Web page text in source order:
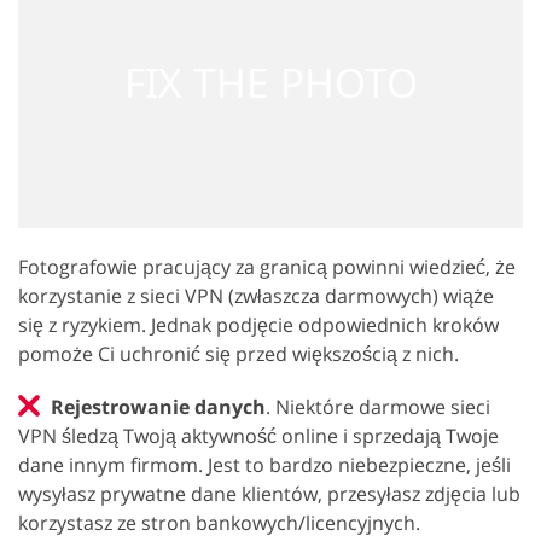
Fotografowie pracujący za granicą powinni wiedzieć, że
korzystanie z sieci VPN (zwłaszcza darmowych) wiąże
się z ryzykiem. Jednak podjęcie odpowiednich kroków
pomoże Ci uchronić się przed większością z nich.
Rejestrowanie danych. Niektóre darmowe sieci
VPN śledzą Twoją aktywność online i sprzedają Twoje
dane innym firmom. Jest to bardzo niebezpieczne, jeśli
wysyłasz prywatne dane klientów, przesyłasz zdjęcia lub
korzystasz ze stron bankowych/licencyjnych.